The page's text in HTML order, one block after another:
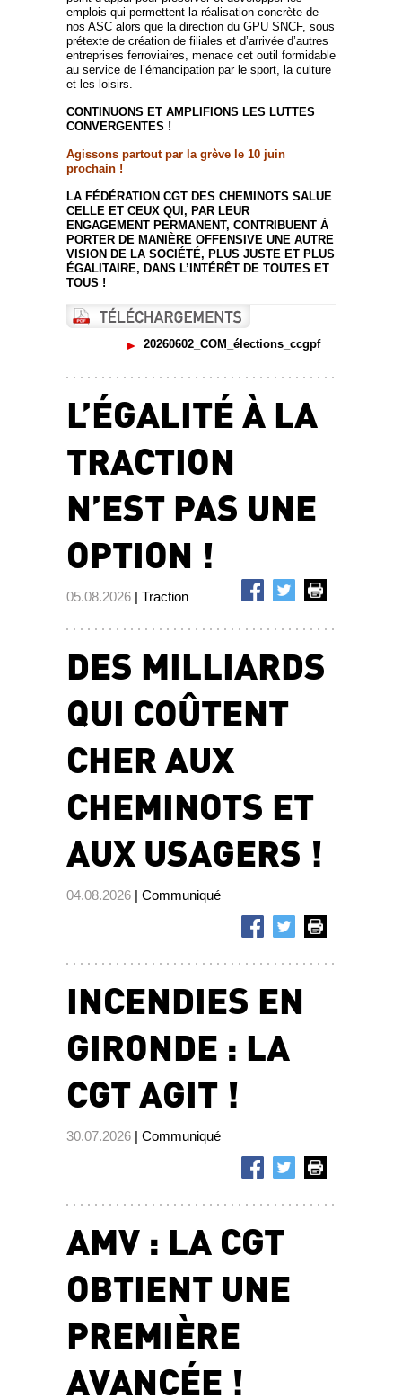
emplois qui permettent la réalisation concrète de
nos ASC alors que la direction du GPU SNCF, sous
prétexte de création de filiales et d’arrivée d’autres
entreprises ferroviaires, menace cet outil formidable
au service de l’émancipation par le sport, la culture
et les loisirs.
CONTINUONS ET AMPLIFIONS LES LUTTES
CONVERGENTES !
Agissons partout par la grève le 10 juin
prochain !
LA FÉDÉRATION CGT DES CHEMINOTS SALUE
CELLE ET CEUX QUI, PAR LEUR
ENGAGEMENT PERMANENT, CONTRIBUENT À
PORTER DE MANIÈRE OFFENSIVE UNE AUTRE
VISION DE LA SOCIÉTÉ, PLUS JUSTE ET PLUS
ÉGALITAIRE, DANS L’INTÉRÊT DE TOUTES ET
TOUS !
20260602_COM_élections_ccgpf
L’ÉGALITÉ À LA
TRACTION
N’EST PAS UNE
OPTION !
05.08.2026 | Traction
DES MILLIARDS
QUI COÛTENT
CHER AUX
CHEMINOTS ET
AUX USAGERS !
04.08.2026 | Communiqué
INCENDIES EN
GIRONDE : LA
CGT AGIT !
30.07.2026 | Communiqué
AMV : LA CGT
OBTIENT UNE
PREMIÈRE
AVANCÉE !